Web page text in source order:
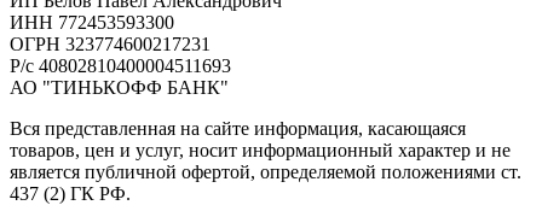
ИНН 772453593300
ОГРН 323774600217231
Р/с 40802810400004511693
АО "ТИНЬКОФФ БАНК"
Вся представленная на сайте информация, касающаяся
товаров, цен и услуг, носит информационный характер и не
является публичной офертой, определяемой положениями ст.
437 (2) ГК РФ.